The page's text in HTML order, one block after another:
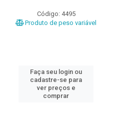
Código: 4495
Produto de peso variável
Faça seu login ou
cadastre-se para
ver preços e
comprar